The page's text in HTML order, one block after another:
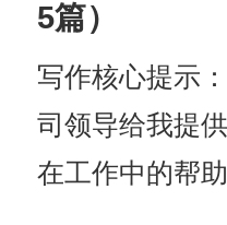
5篇）
写作核心提示
司领导给我提
在工作中的帮